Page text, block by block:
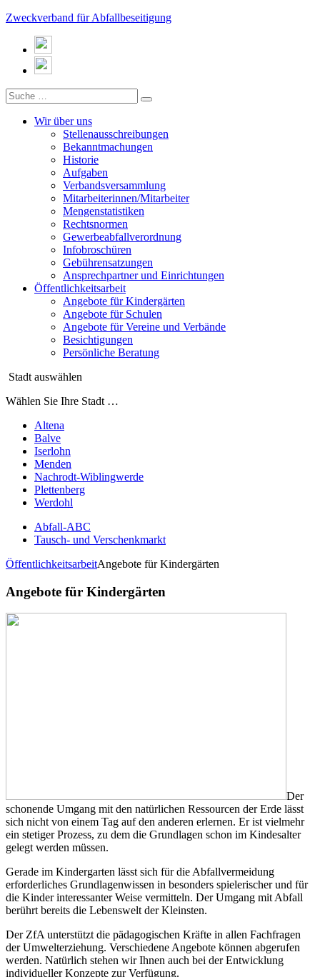
Zweckverband für Abfallbeseitigung
Wir über uns
Stellenausschreibungen
Bekanntmachungen
Historie
Aufgaben
Verbandsversammlung
Mitarbeiterinnen/Mitarbeiter
Mengenstatistiken
Rechtsnormen
Gewerbeabfallverordnung
Infobroschüren
Gebührensatzungen
Ansprechpartner und Einrichtungen
Öffentlichkeitsarbeit
Angebote für Kindergärten
Angebote für Schulen
Angebote für Vereine und Verbände
Besichtigungen
Persönliche Beratung
Stadt auswählen
Wählen Sie Ihre Stadt …
Altena
Balve
Iserlohn
Menden
Nachrodt-Wiblingwerde
Plettenberg
Werdohl
Abfall-ABC
Tausch- und Verschenkmarkt
ÖffentlichkeitsarbeitAngebote für Kindergärten
Angebote für Kindergärten
Der
schonende Umgang mit den natürlichen Ressourcen der Erde lässt
sich nicht von einem Tag auf den anderen erlernen. Er ist vielmehr
ein stetiger Prozess, zu dem die Grundlagen schon im Kindesalter
gelegt werden müssen.
Gerade im Kindergarten lässt sich für die Abfallvermeidung
erforderliches Grundlagenwissen in besonders spielerischer und für
die Kinder interessanter Weise vermitteln. Der Umgang mit Abfall
berührt bereits die Lebenswelt der Kleinsten.
Der ZfA unterstützt die pädagogischen Kräfte in allen Fachfragen
der Umwelterziehung. Verschiedene Angebote können abgerufen
werden. Natürlich stehen wir Ihnen auch bei der Entwicklung
individueller Konzepte zur Verfügung.